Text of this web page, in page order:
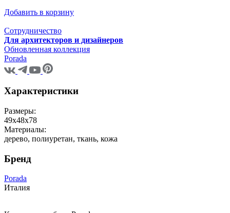
Добавить в корзину
Сотрудничество
Для архитекторов и дизайнеров
Обновленная коллекция
Porada
Характеристики
Размеры:
49x48x78
Материалы:
дерево, полиуретан, ткань, кожа
Бренд
Porada
Италия